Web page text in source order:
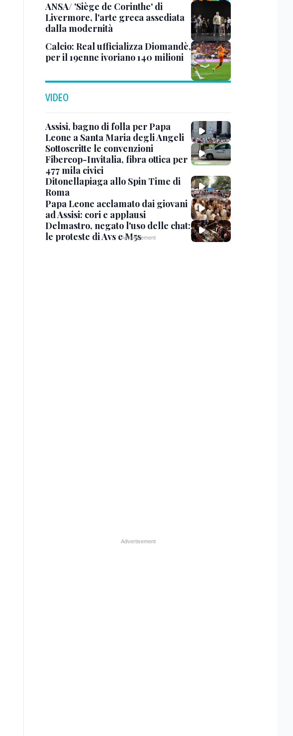
ANSA/ 'Siège de Corinthe' di
Livermore, l'arte greca assediata
dalla modernità
Calcio: Real ufficializza Diomandè,
per il 19enne ivoriano 140 milioni
VIDEO
Assisi, bagno di folla per Papa
Leone a Santa Maria degli Angeli
Sottoscritte le convenzioni
Fibercop-Invitalia, fibra ottica per
477 mila civici
Ditonellapiaga allo Spin Time di
Roma
Papa Leone acclamato dai giovani
ad Assisi: cori e applausi
Delmastro, negato l'uso delle chat:
le proteste di Avs e M5s